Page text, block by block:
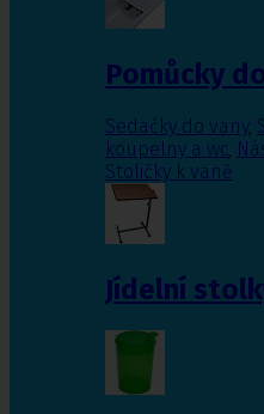
Pomůcky
Sedačky do vany,
koupelny a wc,
Stoličky k vaně
Jídelní